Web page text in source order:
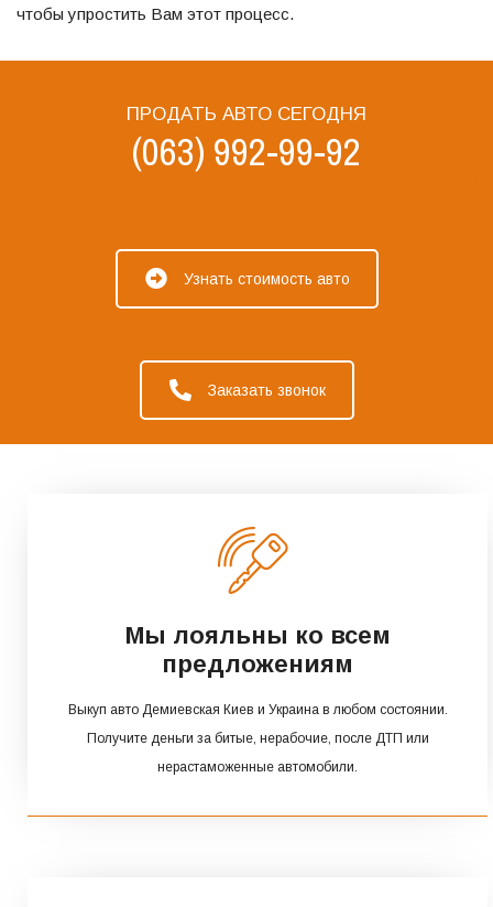
чтобы упростить Вам этот процесс.
ПРОДАТЬ АВТО СЕГОДНЯ
(063) 992-99-92
Узнать стоимость авто
Заказать звонок
Мы лояльны ко всем
предложениям
Выкуп авто Демиевская Киев и Украина в любом состоянии.
Получите деньги за битые, нерабочие, после ДТП или
нерастаможенные автомобили.